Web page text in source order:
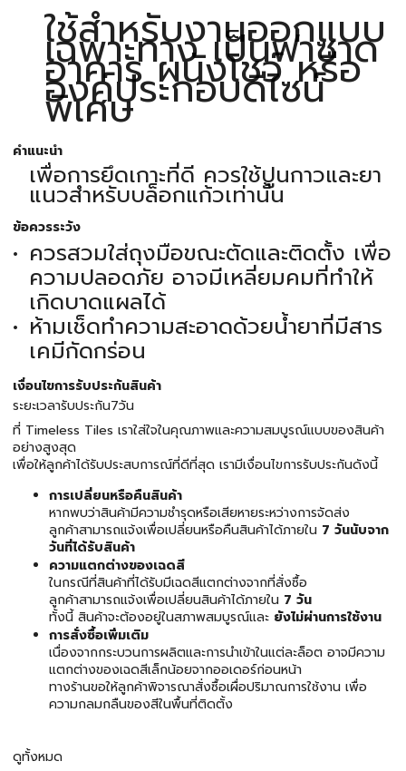
ใช้สำหรับงานออกแบบ
เฉพาะทาง เป็นฟาซาด
อาคาร ผนังโชว์ หรือ
องค์ประกอบดีไซน์
พิเศษ
คำแนะนำ
เพื่อการยึดเกาะที่ดี ควรใช้ปูนกาวและยา
แนวสำหรับบล็อกแก้วเท่านั้น
ข้อควรระวัง
ควรสวมใส่ถุงมือขณะตัดและติดตั้ง เพื่อ
ความปลอดภัย อาจมีเหลี่ยมคมที่ทำให้
เกิดบาดแผลได้
ห้ามเช็ดทำความสะอาดด้วยน้ำยาที่มีสาร
เคมีกัดกร่อน
เงื่อนไขการรับประกันสินค้า
ระยะเวลารับประกัน7วัน
ที่ Timeless Tiles เราใส่ใจในคุณภาพและความสมบูรณ์แบบของสินค้า
อย่างสูงสุด
เพื่อให้ลูกค้าได้รับประสบการณ์ที่ดีที่สุด เรามีเงื่อนไขการรับประกันดังนี้
การเปลี่ยนหรือคืนสินค้า
หากพบว่าสินค้ามีความชำรุดหรือเสียหายระหว่างการจัดส่ง
ลูกค้าสามารถแจ้งเพื่อเปลี่ยนหรือคืนสินค้าได้ภายใน 7 วันนับจาก
วันที่ได้รับสินค้า
ความแตกต่างของเฉดสี
ในกรณีที่สินค้าที่ได้รับมีเฉดสีแตกต่างจากที่สั่งซื้อ
ลูกค้าสามารถแจ้งเพื่อเปลี่ยนสินค้าได้ภายใน 7 วัน
ทั้งนี้ สินค้าจะต้องอยู่ในสภาพสมบูรณ์และ ยังไม่ผ่านการใช้งาน
การสั่งซื้อเพิ่มเติม
เนื่องจากกระบวนการผลิตและการนำเข้าในแต่ละล็อต อาจมีความ
แตกต่างของเฉดสีเล็กน้อยจากออเดอร์ก่อนหน้า
ทางร้านขอให้ลูกค้าพิจารณาสั่งซื้อเผื่อปริมาณการใช้งาน เพื่อ
ความกลมกลืนของสีในพื้นที่ติดตั้ง
ดูทั้งหมด